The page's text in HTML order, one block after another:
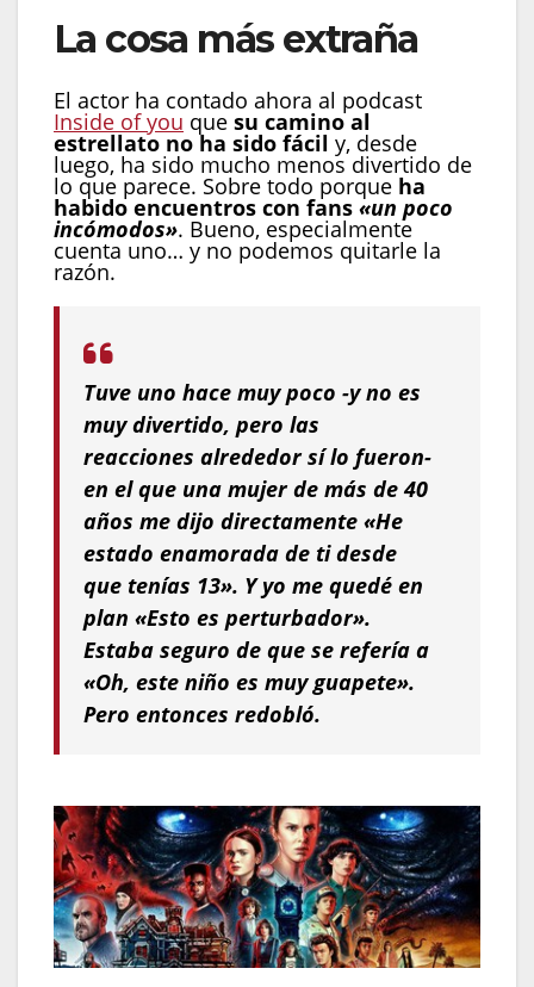
La cosa más extraña
El actor ha contado ahora al podcast
Inside of you que su camino al
estrellato no ha sido fácil y, desde
luego, ha sido mucho menos divertido de
lo que parece. Sobre todo porque ha
habido encuentros con fans «un poco
incómodos». Bueno, especialmente
cuenta uno… y no podemos quitarle la
razón.
Tuve uno hace muy poco -y no es
muy divertido, pero las
reacciones alrededor sí lo fueron-
en el que una mujer de más de 40
años me dijo directamente «He
estado enamorada de ti desde
que tenías 13». Y yo me quedé en
plan «Esto es perturbador».
Estaba seguro de que se refería a
«Oh, este niño es muy guapete».
Pero entonces redobló.